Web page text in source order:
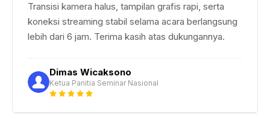
Transisi kamera halus, tampilan grafis rapi, serta
koneksi streaming stabil selama acara berlangsung
lebih dari 6 jam. Terima kasih atas dukungannya.
Dimas Wicaksono
Ketua Panitia Seminar Nasional